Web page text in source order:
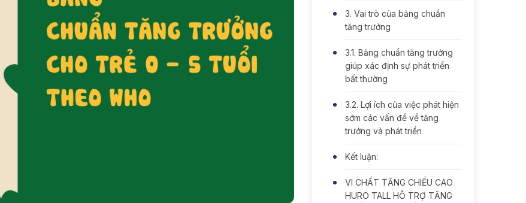
3. Vai trò của bảng chuẩn
tăng trưởng
3.1. Bảng chuẩn tăng trưởng
giúp xác định sự phát triển
bất thường
3.2. Lợi ích của việc phát hiện
sớm các vấn đề về tăng
trưởng và phát triển
Kết luận:
VI CHẤT TĂNG CHIỀU CAO
HURO TALL HỖ TRỢ TĂNG